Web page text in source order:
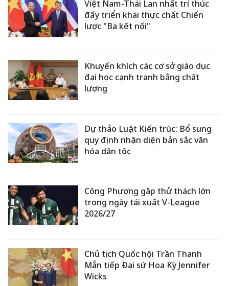
Việt Nam-Thái Lan nhất trí thúc
đẩy triển khai thực chất Chiến
lược "Ba kết nối"
Khuyến khích các cơ sở giáo dục
đại học cạnh tranh bằng chất
lượng
Dự thảo Luật Kiến trúc: Bổ sung
quy định nhận diện bản sắc văn
hóa dân tộc
Công Phượng gặp thử thách lớn
trong ngày tái xuất V-League
2026/27
Chủ tịch Quốc hội Trần Thanh
Mẫn tiếp Đại sứ Hoa Kỳ Jennifer
Wicks